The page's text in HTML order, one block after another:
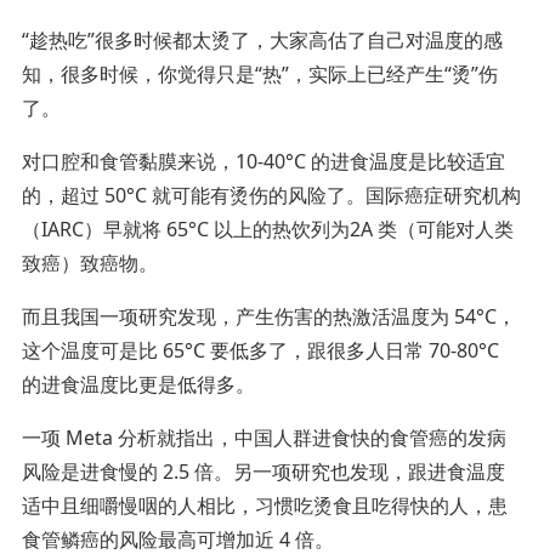
“趁热吃”很多时候都太烫了，大家高估了自己对温度的感
知，很多时候，你觉得只是“热”，实际上已经产生“烫”伤
了。
对口腔和食管黏膜来说，10-40°C 的进食温度是比较适宜
的，超过 50°C 就可能有烫伤的风险了。国际癌症研究机构
（IARC）早就将 65°C 以上的热饮列为2A 类（可能对人类
致癌）致癌物。
而且我国一项研究发现，产生伤害的热激活温度为 54°C，
这个温度可是比 65°C 要低多了，跟很多人日常 70-80°C
的进食温度比更是低得多。
一项 Meta 分析就指出，中国人群进食快的食管癌的发病
风险是进食慢的 2.5 倍。另一项研究也发现，跟进食温度
适中且细嚼慢咽的人相比，习惯吃烫食且吃得快的人，患
食管鳞癌的风险最高可增加近 4 倍。